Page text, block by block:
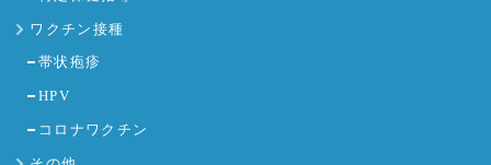
ワクチン接種
帯状疱疹
HPV
コロナワクチン